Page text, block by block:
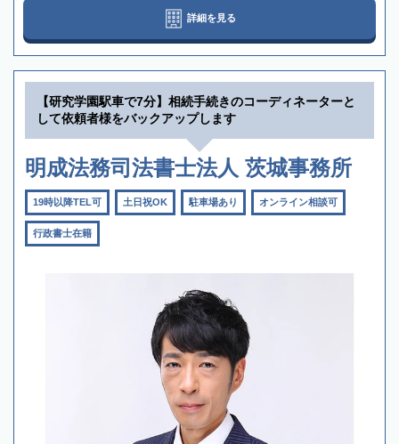
詳細を見る
【研究学園駅車で7分】相続手続きのコーディネーターと
して依頼者様をバックアップします
明成法務司法書士法人 茨城事務所
19時以降TEL可 土日祝OK 駐車場あり オンライン相談可
行政書士在籍